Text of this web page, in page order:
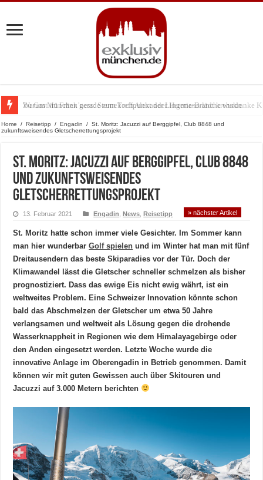
Warum München gerade zum Treffpunkt der Lingerie-Branche wurde
Home / Reisetipp / Engadin / St. Moritz: Jacuzzi auf Berggipfel, Club 8848 und
zukunftsweisendes Gletscherrettungsprojekt
St. Moritz: Jacuzzi auf Berggipfel, Club 8848
und zukunftsweisendes
Gletscherrettungsprojekt
13. Februar 2021 Engadin ,News ,Reisetipp » nächster Artikel
St. Moritz hatte schon immer viele Gesichter. Im Sommer kann
man hier wunderbarGolf spielen und im Winter hat man mit fünf
Dreitausendern das beste Skiparadies vor der Tür. Doch der
Klimawandel lässt die Gletscher schneller schmelzen als bisher
prognostiziert. Dass das ewige Eis nicht ewig währt, ist ein
weltweites Problem. Eine Schweizer Innovation könnte schon
bald das Abschmelzen der Gletscher um etwa 50 Jahre
verlangsamen und weltweit als Lösung gegen die drohende
Wasserknappheit in Regionen wie dem Himalayagebirge oder
den Anden eingesetzt werden. Letzte Woche wurde die
innovative Anlage im Oberengadin in Betrieb genommen. Damit
können wir mit guten Gewissen auch über Skitouren und
Jacuzzi auf 3.000 Metern berichten